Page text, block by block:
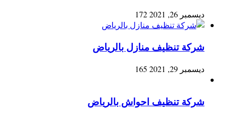
ديسمبر 26, 2021 172
شركة تنظيف منازل بالرياض
ديسمبر 29, 2021 165
شركة تنظيف احواش بالرياض